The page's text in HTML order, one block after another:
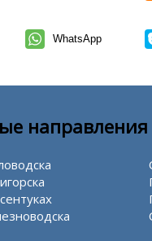
WhatsApp